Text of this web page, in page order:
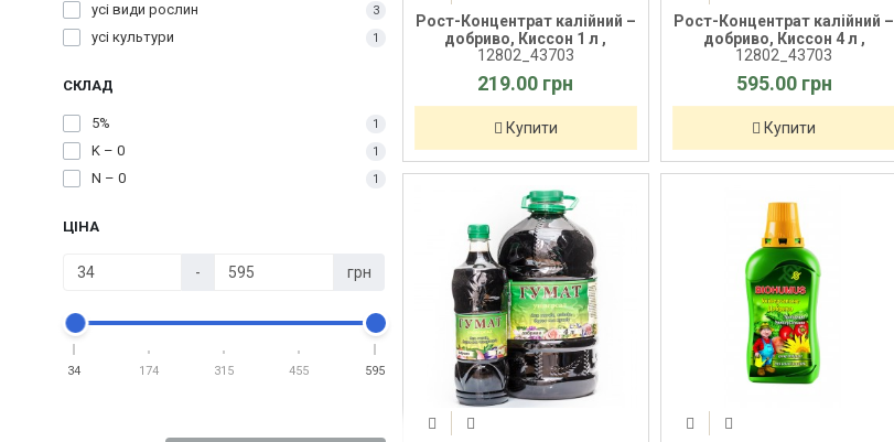
усі види рослин 3
усі культури 1
СКЛАД
5% 1
K – 0 1
N – 0 1
ЦІНА
- грн
34 174 315 455 595
Рост-Концентрат калійний –
добриво, Киссон 1 л ,
12802_43703
219.00 грн
Купити
Рост-Концентрат калійний –
добриво, Киссон 4 л ,
12802_43703
595.00 грн
Купити